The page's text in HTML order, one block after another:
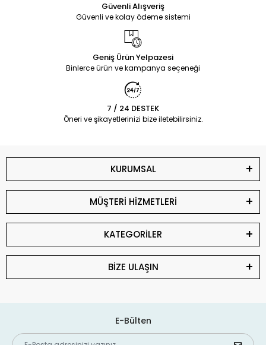
Güvenli Alışveriş
Güvenli ve kolay ödeme sistemi
Geniş Ürün Yelpazesi
Binlerce ürün ve kampanya seçeneği
7 / 24 DESTEK
Öneri ve şikayetlerinizi bize iletebilirsiniz.
KURUMSAL
MÜŞTERİ HİZMETLERİ
KATEGORİLER
BİZE ULAŞIN
E-Bülten